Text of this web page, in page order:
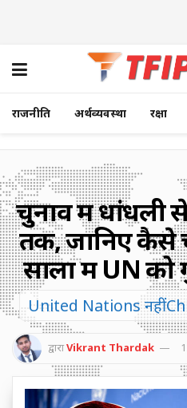
राजनीति अर्थव्यवस्था रक्षा
चुनाव में धांधली
तक, जानिए कैसे
सालों में UN को
United Nations नहीं
द्वाराVikrant Thardak